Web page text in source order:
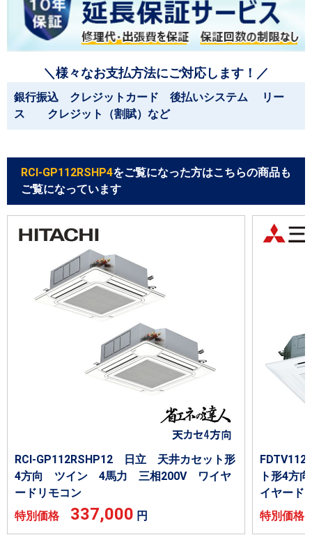
＼様々なお支払方法にご対応します！／
銀行振込 クレジットカード 後払いシステム リー
ス クレジット（割賦）など
RCI-GP112RSHP4をご覧になった方はこちらの商品も
ご覧になっています
RCI-GP112RSHP12 日立 天井カセット形
4方向 ツイン 4馬力 三相200V ワイヤ
ードリモコン
特別価格 337,000 円
ト形4
イヤード
特別価